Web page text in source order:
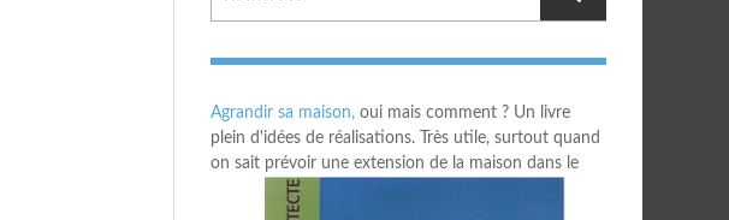
Agrandir sa maison, oui mais comment ? Un livre
plein d'idées de réalisations. Très utile, surtout quand
on sait prévoir une extension de la maison dans le